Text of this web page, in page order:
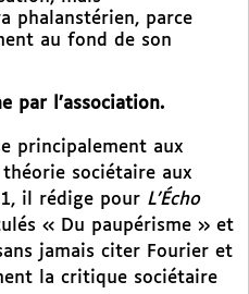
phalanstérien, parce
au fond de son
par l’association.
principalement aux
sociétaire aux
il rédige pour L’Écho
« Du paupérisme » et
jamais citer Fourier et
la critique sociétaire